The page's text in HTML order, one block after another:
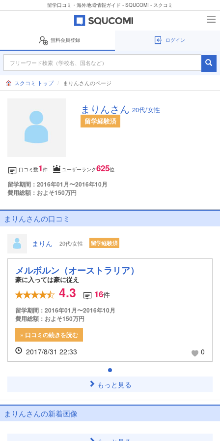
留学口コミ・海外地域情報ガイド - SQUCOMI - スクコミ
無料会員登録 ログイン
スクコミ トップ まりんさんのページ
まりんさん 20代/女性
留学経験済
口コミ数1件 ユーザーランク625位
留学期間：2016年01月〜2016年10月
費用総額：およそ150万円
まりんさんの口コミ
まりん 20代/女性 留学経験済
メルボルン（オーストラリア）
豪に入っては豪に従え
4.3 16件
留学期間：2016年01月〜2016年10月
費用総額：およそ150万円
» 口コミの続きを読む
2017/8/31 22:33 0
もっと見る
まりんさんの新着画像